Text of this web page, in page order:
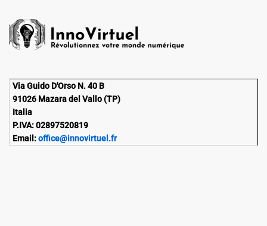
Via Guido D'Orso N. 40 B
91026 Mazara del Vallo (TP)
Italia
P.IVA: 02897520819
Email:office@innovirtuel.fr